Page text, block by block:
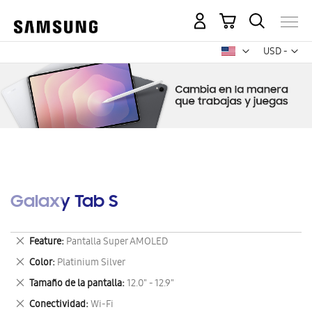
USD -
dólar
Mi carrito
Galaxy Tab S
Feature Pantalla Super AMOLED
Eliminar
este
artículo
Color Platinium Silver
Eliminar
este
artículo
Tamaño de la pantalla 12.0" - 12.9"
Eliminar
este
Conectividad Wi-Fi
Eliminar